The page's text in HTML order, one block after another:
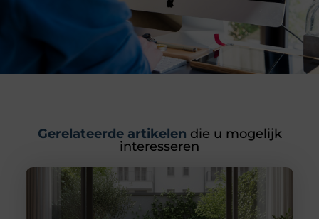
Gerelateerde artikelen die u mogelijk
interesseren